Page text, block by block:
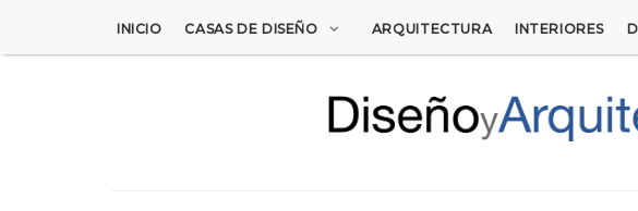
INICIO CASAS DE DISEÑO ARQUITECTURA INTERIORES